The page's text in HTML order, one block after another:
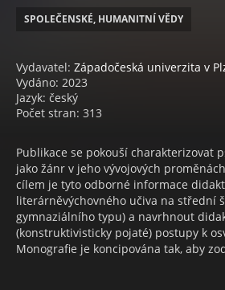
SPOLEČENSKÉ, HUMANITNÍ VĚDY
Vydavatel: Západočeská univerzita v
Vydáno: 2023
Jazyk: český
Počet stran: 313
Publikace se pokouší charakterizovat
jako žánr v jeho vývojových
cílem je tyto odborné informace
literárněvýchovného učiva na střední
gymnaziálního typu) a navrhnout
(konstruktivisticky pojaté) postupy k
Monografie je koncipována tak, aby